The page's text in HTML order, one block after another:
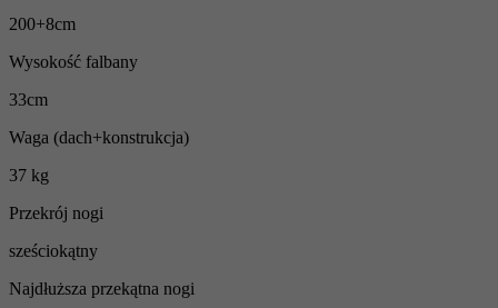
200+8cm
Wysokość falbany
33cm
Waga (dach+konstrukcja)
37 kg
Przekrój nogi
sześciokątny
Najdłuższa przekątna nogi